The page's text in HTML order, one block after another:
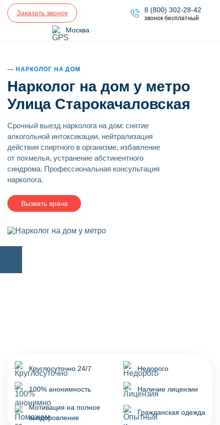
8 (800) 302-28-42
звонок бесплатный
Заказать звонок
Москва
НАРКОЛОГ НА ДОМ
Нарколог на дом у метро
Улица Старокачаловская
Срочный выезд нарколога на дом: снятие
алкогольной интоксикации, нейтрализация
действия спиртного в организме, избавление
от похмелья, устранение абстинентного
синдрома. Профессиональная консультация
нарколога.
Вызвать врача
Круглосуточно 24/7 Недорого
100% анонимность Наличие лицензии
Мотивация на полное
выздоровление
Гражданская одежда